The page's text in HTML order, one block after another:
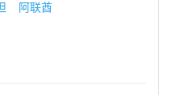
阿联酋